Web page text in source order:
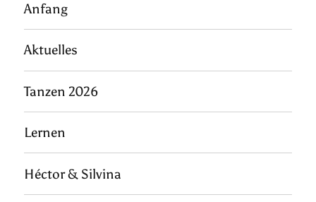
Anfang
Aktuelles
Tanzen 2026
Lernen
Héctor & Silvina